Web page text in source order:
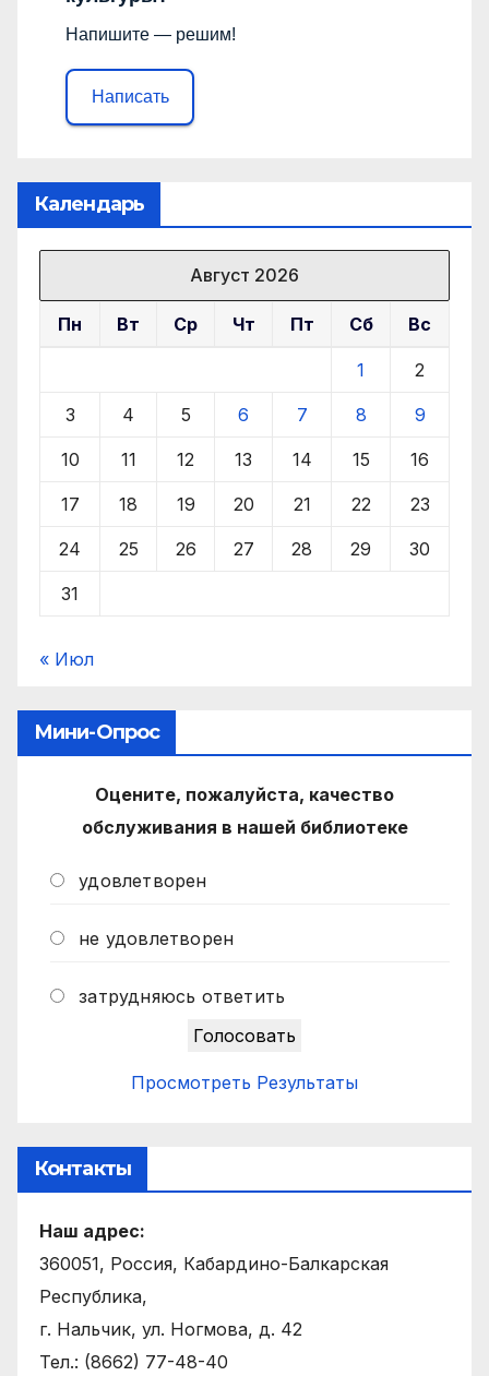
Напишите — решим!
Написать
Календарь
Август 2026
Пн Вт Ср Чт Пт Сб Вс
1 2
3 4 5 6 7 8 9
10 11 12 13 14 15 16
17 18 19 20 21 22 23
24 25 26 27 28 29 30
31
« Июл
Мини-Опрос
Оцените, пожалуйста, качество
обслуживания в нашей библиотеке
удовлетворен
не удовлетворен
затрудняюсь ответить
Просмотреть Результаты
Контакты
Наш адрес:
360051, Россия, Кабардино-Балкарская
Республика,
г. Нальчик, ул. Ногмова, д. 42
Тел.: (8662) 77-48-40